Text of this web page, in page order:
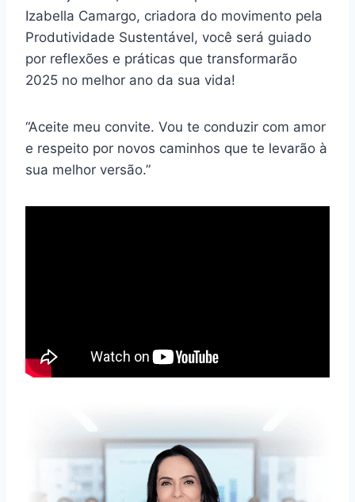
Izabella Camargo, criadora do movimento pela
Produtividade Sustentável, você será guiado
por reflexões e práticas que transformarão
2025 no melhor ano da sua vida!
“Aceite meu convite. Vou te conduzir com amor
e respeito por novos caminhos que te levarão à
sua melhor versão.”